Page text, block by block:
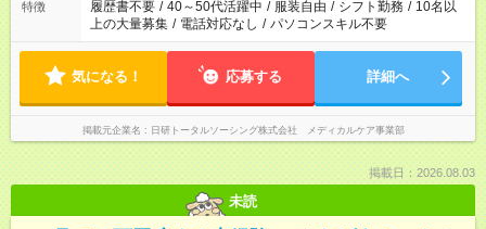
特徴 履歴書不要 / 40～50代活躍中 / 服装自由 / シフト勤務 / 10名以
上の大量募集 / 電話対応なし / パソコンスキル不要
気になる！ 応募する 詳細へ
掲載元企業名 日研トータルソーシング株式会社 メディカルケア事業部
掲載日：2026.08.03
未読